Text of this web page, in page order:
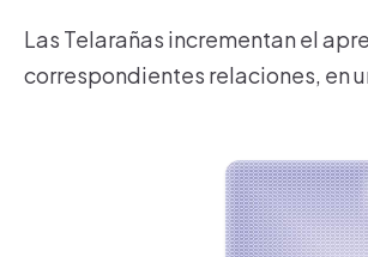
Las Telarañas incrementan el
correspondientes relaciones, en